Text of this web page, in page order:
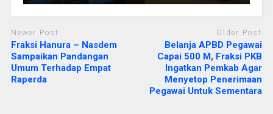
Newer Post
Fraksi Hanura – Nasdem
Sampaikan Pandangan
Umum Terhadap Empat
Raperda
Older Post
Belanja APBD Pegawai
Capai 500 M, Fraksi PKB
Ingatkan Pemkab Agar
Menyetop Penerimaan
Pegawai Untuk Sementara